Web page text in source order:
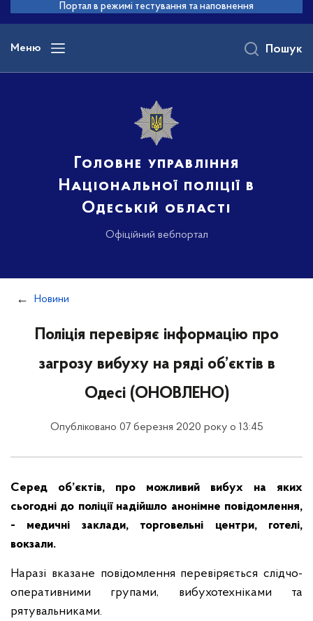
основного
вмісту
Портал в режимі тестування та наповнення
Меню
Головне управління
Національної поліції в
Одеській області
Офіційний вебпортал
Пошук
Новини
Поліція перевіряє інформацію про
загрозу вибуху на ряді об’єктів в
Одесі (ОНОВЛЕНО)
Опубліковано 07 березня 2020 року о 13:45
Серед об’єктів, про можливий вибух на яких
сьогодні до поліції надійшло анонімне повідомлення,
- медичні заклади, торговельні центри, готелі,
вокзали.
Наразі вказане повідомлення перевіряється слідчо-
оперативними групами, вибухотехніками та
рятувальниками.